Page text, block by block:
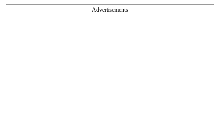
Advertisements